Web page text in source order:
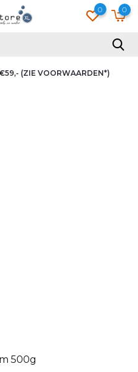
0 0
(ZIE VOORWAARDEN*)
500g